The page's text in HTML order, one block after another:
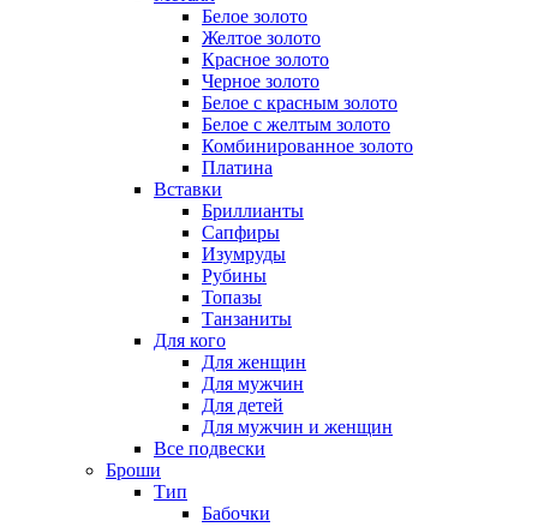
Белое золото
Желтое золото
Красное золото
Черное золото
Белое с красным золото
Белое с желтым золото
Комбинированное золото
Платина
Вставки
Бриллианты
Сапфиры
Изумруды
Рубины
Топазы
Танзаниты
Для кого
Для женщин
Для мужчин
Для детей
Для мужчин и женщин
Все подвески
Броши
Тип
Бабочки